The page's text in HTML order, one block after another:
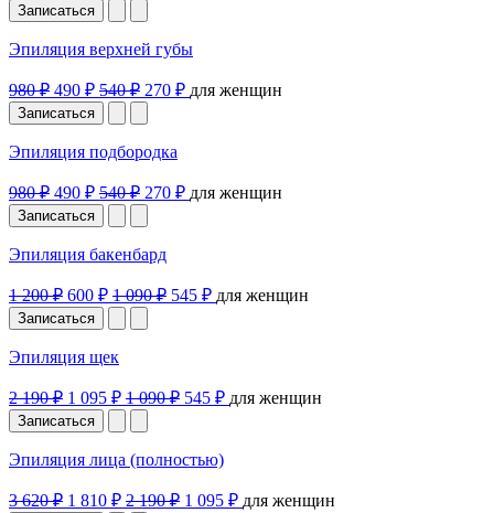
Записаться
Эпиляция верхней губы
980 ₽ 490 ₽ 540 ₽ 270 ₽ для женщин
Записаться
Эпиляция подбородка
980 ₽ 490 ₽ 540 ₽ 270 ₽ для женщин
Записаться
Эпиляция бакенбард
1 200 ₽ 600 ₽ 1 090 ₽ 545 ₽ для женщин
Записаться
Эпиляция щек
2 190 ₽ 1 095 ₽ 1 090 ₽ 545 ₽ для женщин
Записаться
Эпиляция лица (полностью)
3 620 ₽ 1 810 ₽ 2 190 ₽ 1 095 ₽ для женщин